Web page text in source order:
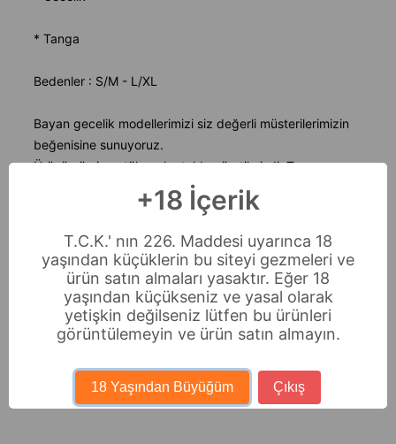
* Tanga
Bedenler : S/M - L/XL
Bayan gecelik modellerimizi siz değerli müsterilerimizin
beğenisine sunuyoruz.
Ürünümüz ince tül ve dantelden üretilmişdir.Transparan
yapısı sayesinde bayan gecelik katagorisinde en çok
tercih edilen modeller arasıdadır.
Not :İncelediginiz Ürün Hijyen Kuralları Gereği İade Ve
Değişimi Bulunmamaktadır.
Ödeme Seçenekleri
Sıkça Sorulan Sorular
İade & Değişim
+18 İçerik
T.C.K.' nın 226. Maddesi uyarınca 18
yaşından küçüklerin bu siteyi gezmeleri ve
ürün satın almaları yasaktır. Eğer 18
yaşından küçükseniz ve yasal olarak
yetişkin değilseniz lütfen bu ürünleri
görüntülemeyin ve ürün satın almayın.
18 Yaşından Büyüğüm Çıkış